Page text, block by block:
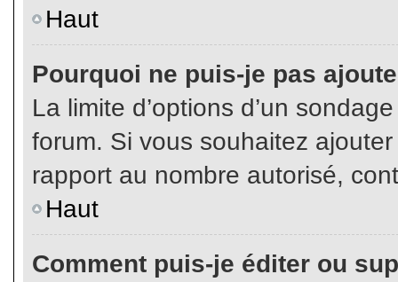
Haut
Pourquoi ne puis-je pas
La limite d’options d’un
forum. Si vous souhaitez
rapport au nombre autorisé,
Haut
Comment puis-je éditer ou